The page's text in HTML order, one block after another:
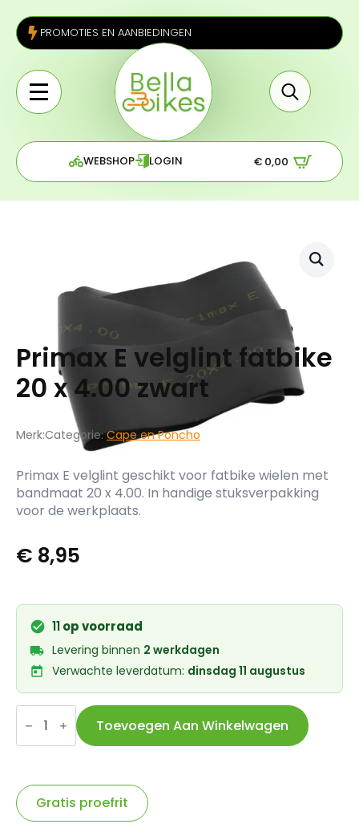
PROMOTIES EN AANBIEDINGEN
for:
WEBSHOP LOGIN € 0,00
Primax E velglint fatbike
20 x 4.00 zwart
Merk:Categorie:Cape en Poncho
Primax E velglint geschikt voor fatbike wielen met
bandmaat 20 x 4.00. In handige stuksverpakking
voor de werkplaats.
€ 8,95
11op voorraad
Levering binnen 2 werkdagen
Verwachte leverdatum: dinsdag 11 augustus
Primax
velglint
fatbike
4.00
zwart
aantal
Toevoegen Aan Winkelwagen
Gratis proefrit